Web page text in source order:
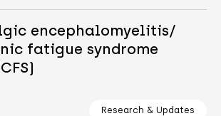
encephalomyelitis/
fatigue syndrome
Research & Updates